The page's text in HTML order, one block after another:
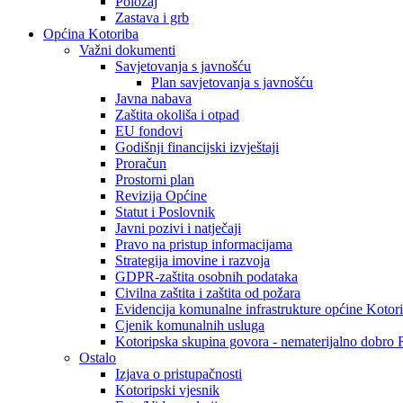
Zastava i grb
Općina Kotoriba
Važni dokumenti
Savjetovanja s javnošću
Plan savjetovanja s javnošću
Javna nabava
Zaštita okoliša i otpad
EU fondovi
Godišnji financijski izvještaji
Proračun
Prostorni plan
Revizija Općine
Statut i Poslovnik
Javni pozivi i natječaji
Pravo na pristup informacijama
Strategija imovine i razvoja
GDPR-zaštita osobnih podataka
Civilna zaštita i zaštita od požara
Evidencija komunalne infrastrukture općine
Cjenik komunalnih usluga
Kotoripska skupina govora - nematerijalno dobro
Ostalo
Izjava o pristupačnosti
Kotoripski vjesnik